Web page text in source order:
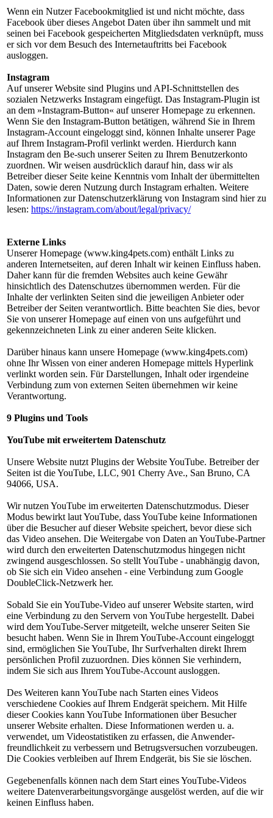
Wenn ein Nutzer Facebookmitglied ist und nicht möchte, dass
Facebook über dieses Angebot Daten über ihn sammelt und mit
seinen bei Facebook gespeicherten Mitgliedsdaten verknüpft, muss
er sich vor dem Besuch des Internetauftritts bei Facebook
ausloggen.
Instagram
Auf unserer Website sind Plugins und API-Schnittstellen des
sozialen Netzwerks Instagram eingefügt. Das Instagram-Plugin ist
an dem »Instagram-Button« auf unserer Homepage zu erkennen.
Wenn Sie den Instagram-Button betätigen, während Sie in Ihrem
Instagram-Account eingeloggt sind, können Inhalte unserer Page
auf Ihrem Instagram-Profil verlinkt werden. Hierdurch kann
Instagram den Be-such unserer Seiten zu Ihrem Benutzerkonto
zuordnen. Wir weisen ausdrücklich darauf hin, dass wir als
Betreiber dieser Seite keine Kenntnis vom Inhalt der übermittelten
Daten, sowie deren Nutzung durch Instagram erhalten. Weitere
Informationen zur Datenschutzerklärung von Instagram sind hier zu
lesen: https://instagram.com/about/legal/privacy/
Externe Links
Unserer Homepage (www.king4pets.com) enthält Links zu
anderen Internetseiten, auf deren Inhalt wir keinen Einfluss haben.
Daher kann für die fremden Websites auch keine Gewähr
hinsichtlich des Datenschutzes übernommen werden. Für die
Inhalte der verlinkten Seiten sind die jeweiligen Anbieter oder
Betreiber der Seiten verantwortlich. Bitte beachten Sie dies, bevor
Sie von unserer Homepage auf einen von uns aufgeführt und
gekennzeichneten Link zu einer anderen Seite klicken.
Darüber hinaus kann unsere Homepage (www.king4pets.com)
ohne Ihr Wissen von einer anderen Homepage mittels Hyperlink
verlinkt worden sein. Für Darstellungen, Inhalt oder irgendeine
Verbindung zum von externen Seiten übernehmen wir keine
Verantwortung.
9 Plugins und Tools
YouTube mit erweitertem Datenschutz
Unsere Website nutzt Plugins der Website YouTube. Betreiber der
Seiten ist die YouTube, LLC, 901 Cherry Ave., San Bruno, CA
94066, USA.
Wir nutzen YouTube im erweiterten Datenschutzmodus. Dieser
Modus bewirkt laut YouTube, dass YouTube keine Informationen
über die Besucher auf dieser Website speichert, bevor diese sich
das Video ansehen. Die Weitergabe von Daten an YouTube-Partner
wird durch den erweiterten Datenschutzmodus hingegen nicht
zwingend ausgeschlossen. So stellt YouTube - unabhängig davon,
ob Sie sich ein Video ansehen - eine Verbindung zum Google
DoubleClick-Netzwerk her.
Sobald Sie ein YouTube-Video auf unserer Website starten, wird
eine Verbindung zu den Servern von YouTube hergestellt. Dabei
wird dem YouTube-Server mitgeteilt, welche unserer Seiten Sie
besucht haben. Wenn Sie in Ihrem YouTube-Account eingeloggt
sind, ermöglichen Sie YouTube, Ihr Surfverhalten direkt Ihrem
persönlichen Profil zuzuordnen. Dies können Sie verhindern,
indem Sie sich aus Ihrem YouTube-Account ausloggen.
Des Weiteren kann YouTube nach Starten eines Videos
verschiedene Cookies auf Ihrem Endgerät speichern. Mit Hilfe
dieser Cookies kann YouTube Informationen über Besucher
unserer Website erhalten. Diese Informationen werden u. a.
verwendet, um Videostatistiken zu erfassen, die Anwender-
freundlichkeit zu verbessern und Betrugsversuchen vorzubeugen.
Die Cookies verbleiben auf Ihrem Endgerät, bis Sie sie löschen.
Gegebenenfalls können nach dem Start eines YouTube-Videos
weitere Datenverarbeitungsvorgänge ausgelöst werden, auf die wir
keinen Einfluss haben.